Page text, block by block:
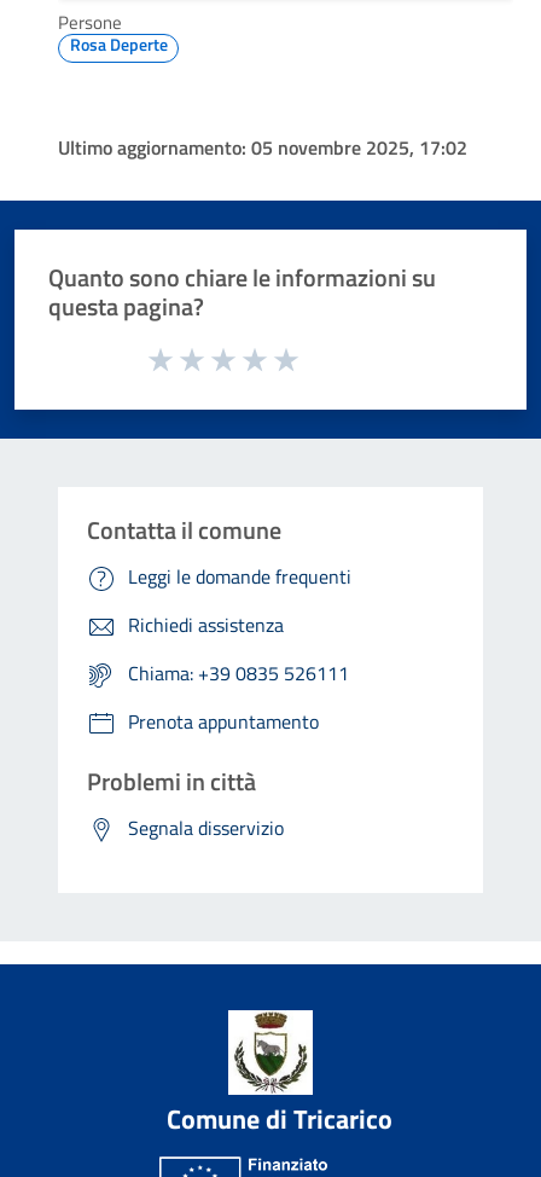
Persone
Rosa Deperte
Ultimo aggiornamento: 05 novembre 2025, 17:02
Quanto sono chiare le informazioni su
questa pagina?
Valuta da 1 a 5 stelle la pagina
Contatta il comune
Leggi le domande frequenti
Richiedi assistenza
Chiama: +39 0835 526111
Prenota appuntamento
Problemi in città
Segnala disservizio
Comune di Tricarico